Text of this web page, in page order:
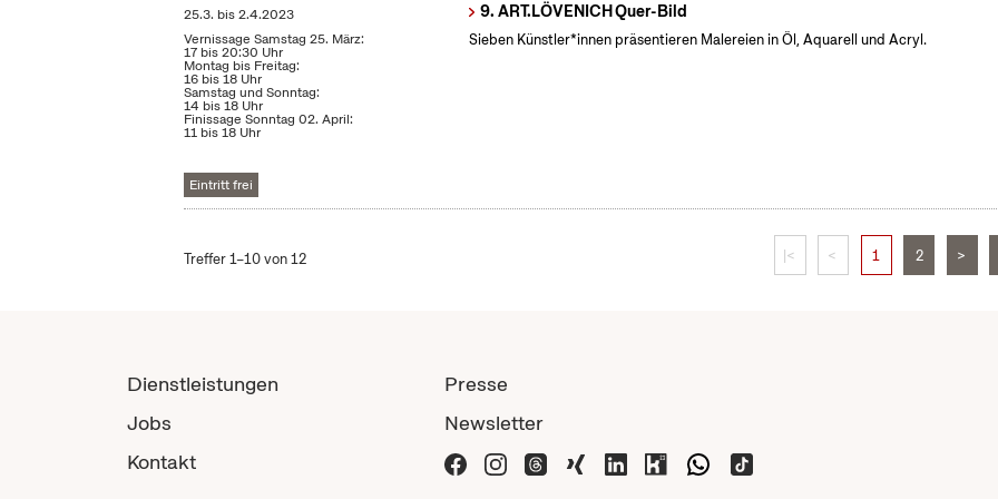
25.3. bis2.4.2023
Vernissage Samstag 25. März:
17 bis 20:30 Uhr
Montag bis Freitag:
16 bis 18 Uhr
Samstag und Sonntag:
14 bis 18 Uhr
Finissage Sonntag 02. April:
11 bis 18 Uhr
Eintritt frei
9. ART.LÖVENICH Quer-Bild
Sieben Künstler*innen präsentieren Malereien in Öl, Aquarell und Acryl.
Treffer 1–10 von 12 |< < 1 2 >
Dienstleistungen
Jobs
Kontakt
Presse
Newsletter